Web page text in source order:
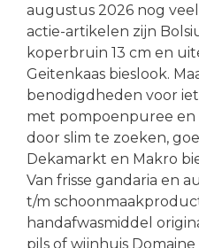
augustus 2026 nog
actie-artikelen zijn
koperbruin 13 cm en
Geitenkaas bieslook.
benodigdheden voor
met pompoenpuree en
door slim te zoeken,
Dekamarkt en Makro
Van frisse gandaria en
t/m
handafwasmiddel
pils of wijnhuis